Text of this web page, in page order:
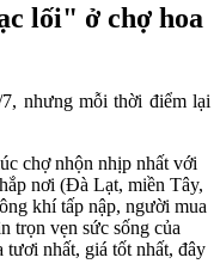
lối" ở chợ hoa
nhưng mỗi thời điểm lại
chợ nhộn nhịp nhất với
nơi (Đà Lạt, miền Tây,
khí tấp nập, người mua
trọn vẹn sức sống của
tươi nhất, giá tốt nhất, đây